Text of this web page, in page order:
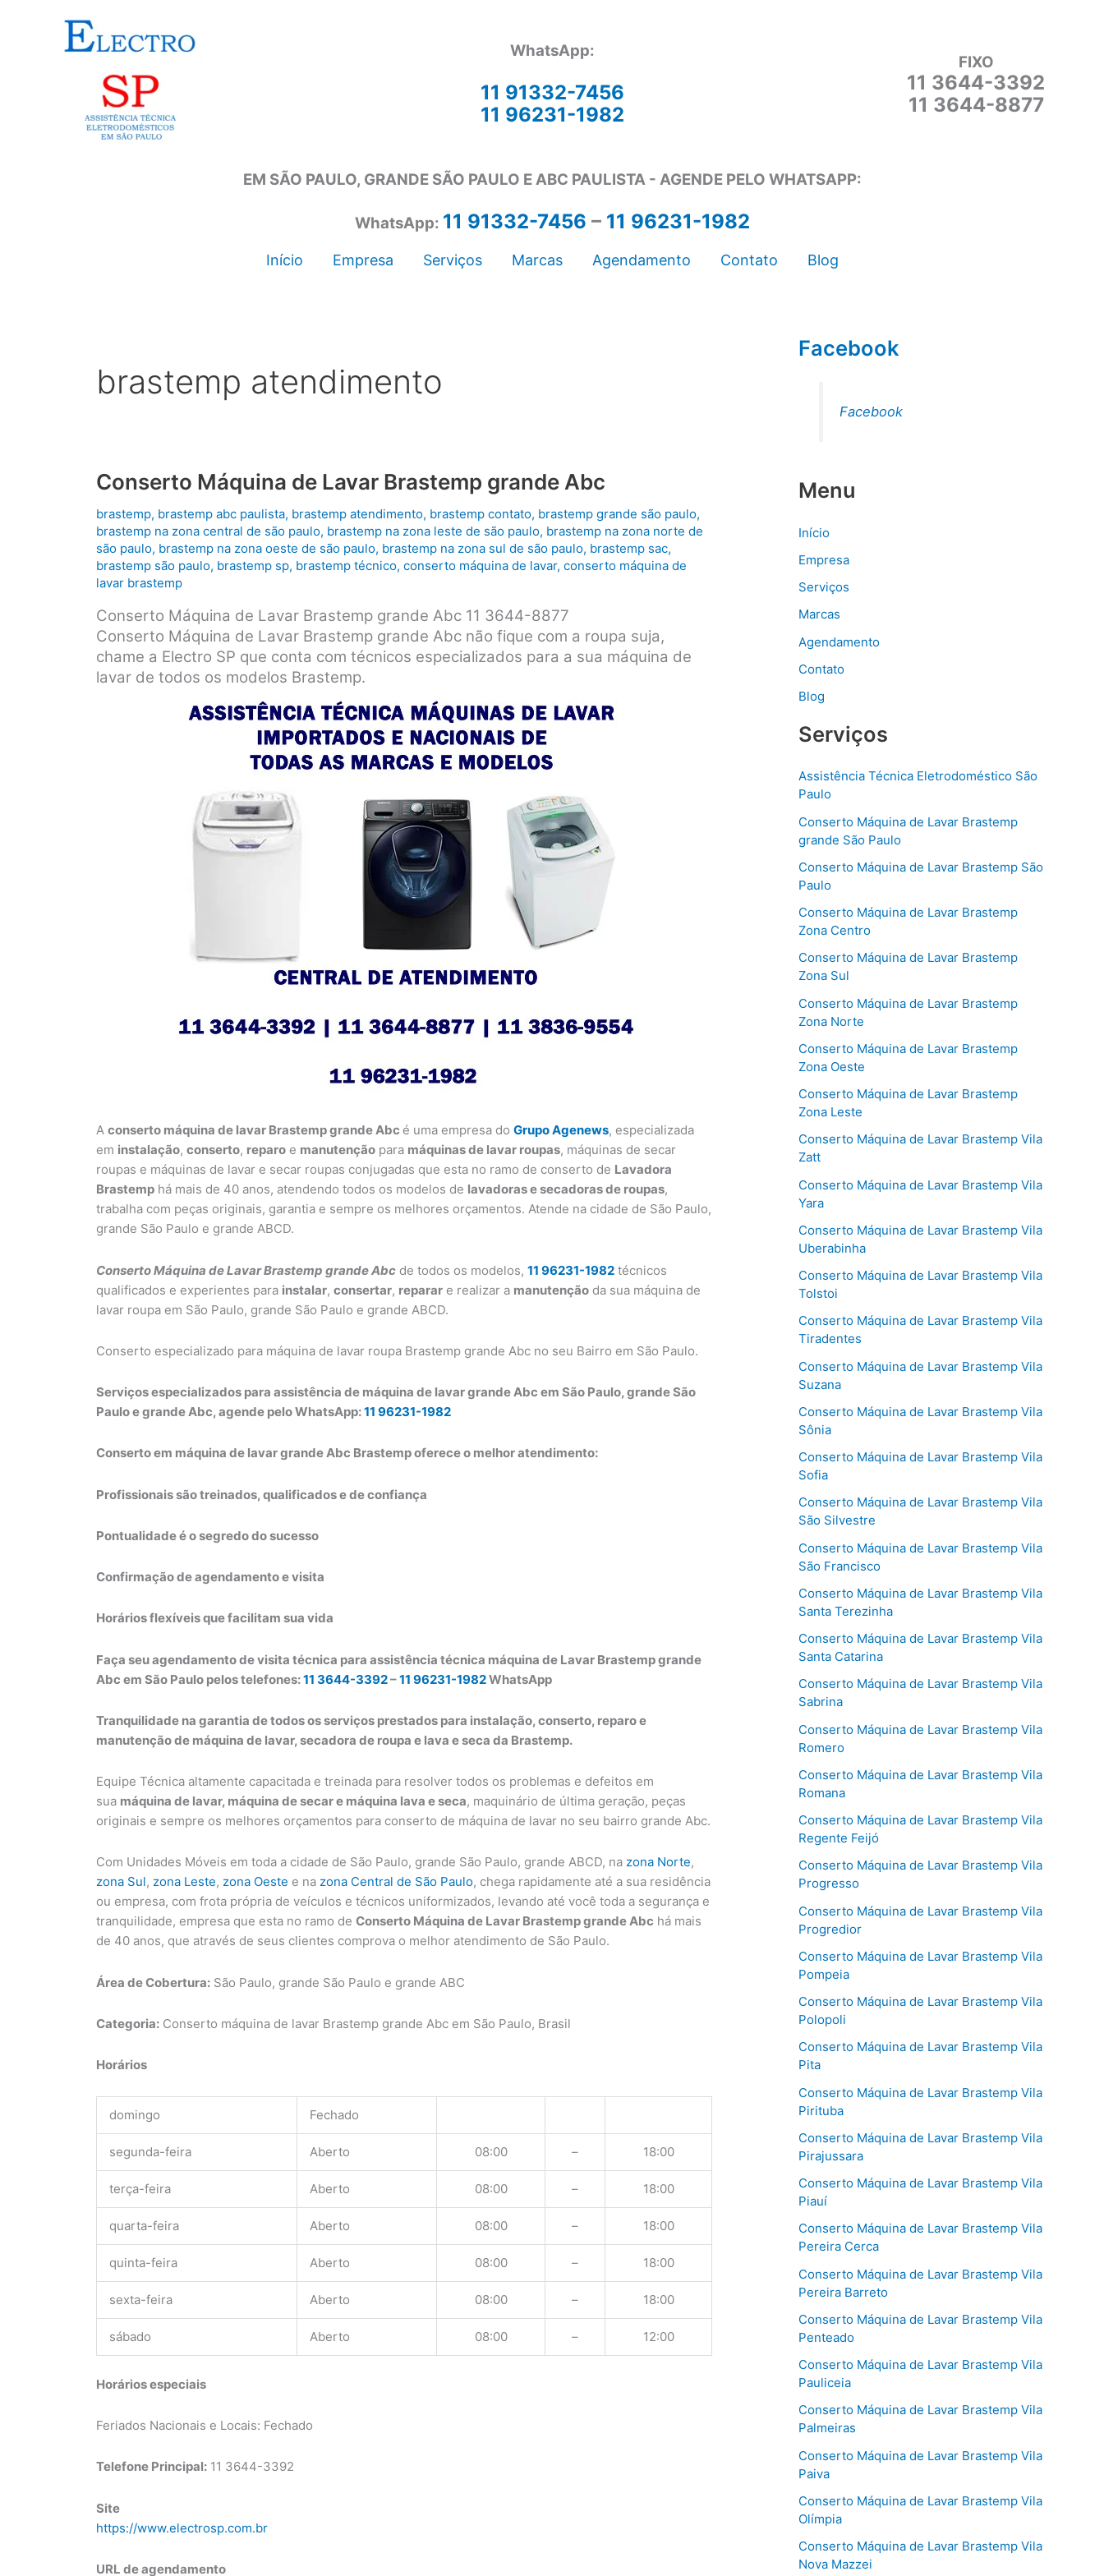
WhatsApp:
11 91332-7456
11 96231-1982
FIXO
11 3644-3392
11 3644-8877
EM SÃO PAULO, GRANDE SÃO PAULO E ABC PAULISTA - AGENDE PELO WHATSAPP:
WhatsApp: 11 91332-7456 – 11 96231-1982
Início Empresa Serviços Marcas Agendamento Contato Blog
brastemp atendimento
Conserto Máquina de Lavar Brastemp grande Abc
brastemp, brastemp abc paulista, brastemp atendimento, brastemp contato, brastemp grande são paulo,
brastemp na zona central de são paulo, brastemp na zona leste de são paulo, brastemp na zona norte de
são paulo, brastemp na zona oeste de são paulo, brastemp na zona sul de são paulo, brastemp sac,
brastemp são paulo, brastemp sp, brastemp técnico, conserto máquina de lavar, conserto máquina de
lavar brastemp
Conserto Máquina de Lavar Brastemp grande Abc 11 3644-8877
Conserto Máquina de Lavar Brastemp grande Abc não fique com a roupa suja,
chame a Electro SP que conta com técnicos especializados para a sua máquina de
lavar de todos os modelos Brastemp.
A conserto máquina de lavar Brastemp grande Abc é uma empresa do Grupo Agenews, especializada
em instalação, conserto, reparo e manutenção para máquinas de lavar roupas, máquinas de secar
roupas e máquinas de lavar e secar roupas conjugadas que esta no ramo de conserto de Lavadora
Brastemp há mais de 40 anos, atendendo todos os modelos de lavadoras e secadoras de roupas,
trabalha com peças originais, garantia e sempre os melhores orçamentos. Atende na cidade de São Paulo,
grande São Paulo e grande ABCD.
Conserto Máquina de Lavar Brastemp grande Abc de todos os modelos, 11 96231-1982 técnicos
qualificados e experientes para instalar, consertar, reparar e realizar a manutenção da sua máquina de
lavar roupa em São Paulo, grande São Paulo e grande ABCD.
Conserto especializado para máquina de lavar roupa Brastemp grande Abc no seu Bairro em São Paulo.
Serviços especializados para assistência de máquina de lavar grande Abc em São Paulo, grande São
Paulo e grande Abc, agende pelo WhatsApp:11 96231-1982
Conserto em máquina de lavar grande Abc Brastemp oferece o melhor atendimento:
Profissionais são treinados, qualificados e de confiança
Pontualidade é o segredo do sucesso
Confirmação de agendamento e visita
Horários flexíveis que facilitam sua vida
Faça seu agendamento de visita técnica para assistência técnica máquina de Lavar Brastemp grande
Abc em São Paulo pelos telefones:11 3644-3392–11 96231-1982WhatsApp
Tranquilidade na garantia de todos os serviços prestados para instalação, conserto, reparo e
manutenção de máquina de lavar, secadora de roupa e lava e seca da Brastemp.
Equipe Técnica altamente capacitada e treinada para resolver todos os problemas e defeitos em
sua máquina de lavar, máquina de secar e máquina lava e seca, maquinário de última geração, peças
originais e sempre os melhores orçamentos para conserto de máquina de lavar no seu bairro grande Abc.
Com Unidades Móveis em toda a cidade de São Paulo, grande São Paulo, grande ABCD, na zona Norte,
zona Sul, zona Leste, zona Oeste e na zona Central de São Paulo, chega rapidamente até a sua residência
ou empresa, com frota própria de veículos e técnicos uniformizados, levando até você toda a segurança e
tranquilidade, empresa que esta no ramo de Conserto Máquina de Lavar Brastemp grande Abc há mais
de 40 anos, que através de seus clientes comprova o melhor atendimento de São Paulo.
Área de Cobertura: São Paulo, grande São Paulo e grande ABC
Categoria: Conserto máquina de lavar Brastemp grande Abc em São Paulo, Brasil
Horários
domingo Fechado
segunda-feira Aberto 08:00 – 18:00
terça-feira Aberto 08:00 – 18:00
quarta-feira Aberto 08:00 – 18:00
quinta-feira Aberto 08:00 – 18:00
sexta-feira Aberto 08:00 – 18:00
sábado Aberto 08:00 – 12:00
Horários especiais
Feriados Nacionais e Locais: Fechado
Telefone Principal: 11 3644-3392
Site
https://www.electrosp.com.br
URL de agendamento
Facebook
Facebook
Menu
Início
Empresa
Serviços
Marcas
Agendamento
Contato
Blog
Serviços
Assistência Técnica Eletrodoméstico São
Paulo
Conserto Máquina de Lavar Brastemp
grande São Paulo
Conserto Máquina de Lavar Brastemp São
Paulo
Conserto Máquina de Lavar Brastemp
Zona Centro
Conserto Máquina de Lavar Brastemp
Zona Sul
Conserto Máquina de Lavar Brastemp
Zona Norte
Conserto Máquina de Lavar Brastemp
Zona Oeste
Conserto Máquina de Lavar Brastemp
Zona Leste
Conserto Máquina de Lavar Brastemp Vila
Zatt
Conserto Máquina de Lavar Brastemp Vila
Yara
Conserto Máquina de Lavar Brastemp Vila
Uberabinha
Conserto Máquina de Lavar Brastemp Vila
Tolstoi
Conserto Máquina de Lavar Brastemp Vila
Tiradentes
Conserto Máquina de Lavar Brastemp Vila
Suzana
Conserto Máquina de Lavar Brastemp Vila
Sônia
Conserto Máquina de Lavar Brastemp Vila
Sofia
Conserto Máquina de Lavar Brastemp Vila
São Silvestre
Conserto Máquina de Lavar Brastemp Vila
São Francisco
Conserto Máquina de Lavar Brastemp Vila
Santa Terezinha
Conserto Máquina de Lavar Brastemp Vila
Santa Catarina
Conserto Máquina de Lavar Brastemp Vila
Sabrina
Conserto Máquina de Lavar Brastemp Vila
Romero
Conserto Máquina de Lavar Brastemp Vila
Romana
Conserto Máquina de Lavar Brastemp Vila
Regente Feijó
Conserto Máquina de Lavar Brastemp Vila
Progresso
Conserto Máquina de Lavar Brastemp Vila
Progredior
Conserto Máquina de Lavar Brastemp Vila
Pompeia
Conserto Máquina de Lavar Brastemp Vila
Polopoli
Conserto Máquina de Lavar Brastemp Vila
Pita
Conserto Máquina de Lavar Brastemp Vila
Pirituba
Conserto Máquina de Lavar Brastemp Vila
Pirajussara
Conserto Máquina de Lavar Brastemp Vila
Piauí
Conserto Máquina de Lavar Brastemp Vila
Pereira Cerca
Conserto Máquina de Lavar Brastemp Vila
Pereira Barreto
Conserto Máquina de Lavar Brastemp Vila
Penteado
Conserto Máquina de Lavar Brastemp Vila
Pauliceia
Conserto Máquina de Lavar Brastemp Vila
Palmeiras
Conserto Máquina de Lavar Brastemp Vila
Paiva
Conserto Máquina de Lavar Brastemp Vila
Olímpia
Conserto Máquina de Lavar Brastemp Vila
Nova Mazzei